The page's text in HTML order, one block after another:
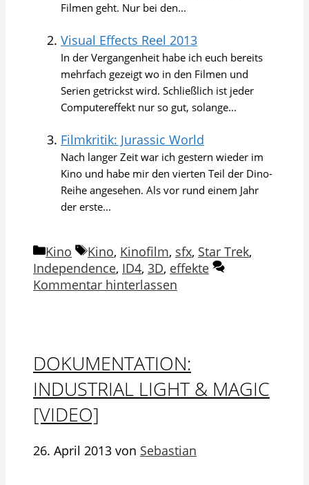
Filmen geht. Nur bei den...
Visual Effects Reel 2013
In der Vergangenheit habe ich euch bereits
mehrfach gezeigt wo in den Filmen und
Serien getrickst wird. Schließlich ist jeder
Computereffekt nur so gut, solange...
Filmkritik: Jurassic World
Nach langer Zeit war ich gestern wieder im
Kino und habe mir den vierten Teil der Dino-
Reihe angesehen. Als vor rund einem Jahr
der erste...
Kategorien
Kino Schlagwörter
Kino, Kinofilm, sfx, Star Trek,
Independence, ID4, 3D, effekte
Kommentar hinterlassen
DOKUMENTATION:
INDUSTRIAL LIGHT & MAGIC
[VIDEO]
26. April 2013 von Sebastian